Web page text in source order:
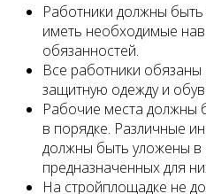
Работники должны
иметь необходимые
обязанностей.
Все работники
защитную одежду и
Рабочие места должны
в порядке. Различные
должны быть уложены в
предназначенных для
На стройплощадке не